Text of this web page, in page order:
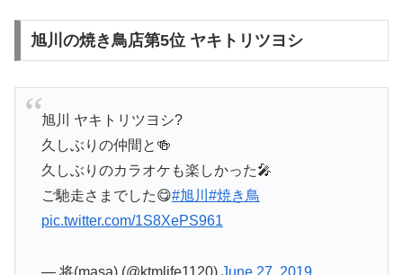
旭川の焼き鳥店第5位 ヤキトリツヨシ
旭川 ヤキトリツヨシ?
久しぶりの仲間と🍻
久しぶりのカラオケも楽しかった🎤
ご馳走さまでした😋#旭川 #焼き鳥
pic.twitter.com/1S8XePS961